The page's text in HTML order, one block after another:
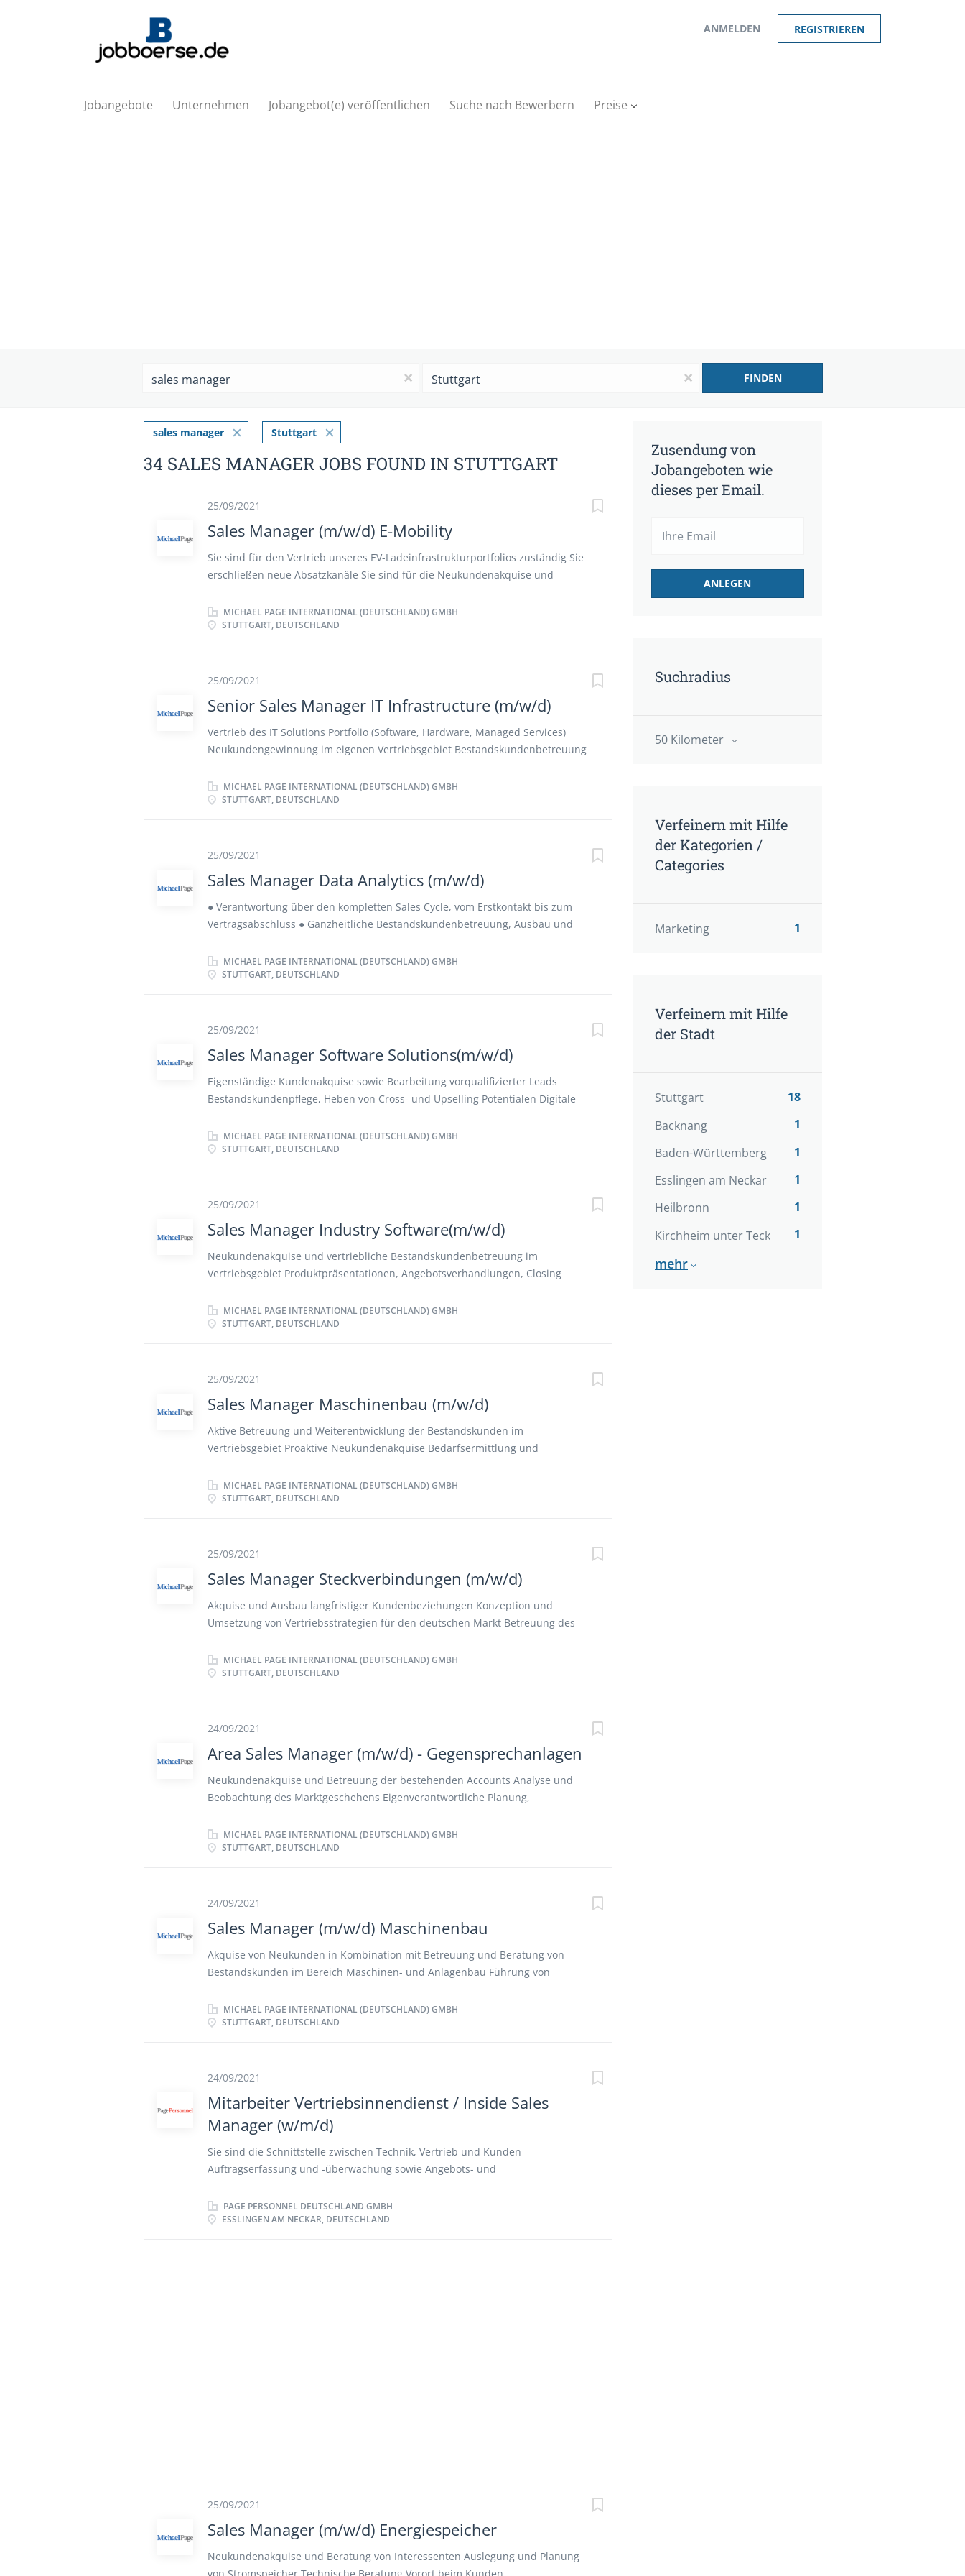
ANMELDEN REGISTRIEREN
Jobangebote Unternehmen Jobangebot(e) veröffentlichen Suche nach Bewerbern Preise
x x FINDEN
Zusendung von
Jobangeboten wie
dieses per Email.
Suchradius
50 Kilometer
Verfeinern mit Hilfe
der Kategorien /
Categories
Marketing 1
Verfeinern mit Hilfe
der Stadt
Stuttgart
18
Backnang
1
Baden-Württemberg
1
Esslingen am Neckar
1
Heilbronn
1
Kirchheim unter Teck
1
mehr
sales manager Stuttgart
34 SALES MANAGER JOBS FOUND IN STUTTGART
25/09/2021
Sales Manager (m/w/d) E-Mobility
Sie sind für den Vertrieb unseres EV-Ladeinfrastrukturportfolios zuständig Sie
erschließen neue Absatzkanäle Sie sind für die Neukundenakquise und
langfristige Geschäftsbeziehungen aus Sie arbeiten bei der Erstellung
potentieller Zielkundenprofile und Marktsegmente mit Sie realisieren
Sie nehmen an Messen und Kundenveranstaltungen teil Sie sind zusammen
bearbeitung sowie -verfolgung zuständig
MICHAEL PAGE INTERNATIONAL (DEUTSCHLAND) GMBH
STUTTGART, DEUTSCHLAND
25/09/2021
Senior Sales Manager IT Infrastructure (m/w/d)
Vertrieb des IT Solutions Portfolio (Software, Hardware, Managed Services)
Neukundengewinnung im eigenen Vertriebsgebiet Bestandskundenbetreuung
zum Vertragsabschluss Zusammenarbeit mit internen Stakeholdern wie
PreSales, Marketing, Technical Consultants
MICHAEL PAGE INTERNATIONAL (DEUTSCHLAND) GMBH
STUTTGART, DEUTSCHLAND
25/09/2021
Sales Manager Data Analytics (m/w/d)
● Verantwortung über den kompletten Sales Cycle, vom Erstkontakt bis zum
Vertragsabschluss ● Ganzheitliche Bestandskundenbetreuung, Ausbau und
Erarbeitung von Vertriebskampagnen ● Lösungsfindung und Präsentation beim
Kunden bzw. via Webinar ● Enge Zusammenarbeit mit der gesammten
MICHAEL PAGE INTERNATIONAL (DEUTSCHLAND) GMBH
STUTTGART, DEUTSCHLAND
25/09/2021
Sales Manager Software Solutions(m/w/d)
Eigenständige Kundenakquise sowie Bearbeitung vorqualifizierter Leads
Bestandskundenpflege, Heben von Cross- und Upselling Potentialen Digitale
Verhandlung Besuch von (digitalen) Fachmessen, Konferenzen und
Kundenevents Enge Zusammenarbeit mit Pre Sales, Innendienst, Marketing
MICHAEL PAGE INTERNATIONAL (DEUTSCHLAND) GMBH
STUTTGART, DEUTSCHLAND
25/09/2021
Sales Manager Industry Software(m/w/d)
Neukundenakquise und vertriebliche Bestandskundenbetreuung im
Vertriebsgebiet Produktpräsentationen, Angebotsverhandlungen, Closing
Assistance, PreSales und den Projektteams Regelmäßige Reisetätigkeit im
Vertriebsgebiet Baden-Württemberg bis zu 50%
MICHAEL PAGE INTERNATIONAL (DEUTSCHLAND) GMBH
STUTTGART, DEUTSCHLAND
25/09/2021
Sales Manager Maschinenbau (m/w/d)
Aktive Betreuung und Weiterentwicklung der Bestandskunden im
Vertriebsgebiet Proaktive Neukundenakquise Bedarfsermittlung und
internen Stakeholdern wie Pre-Sales, Anwendungsteams, Marketing etc.
Teilnahme an Messen, Roadshows und Konferenzen
MICHAEL PAGE INTERNATIONAL (DEUTSCHLAND) GMBH
STUTTGART, DEUTSCHLAND
25/09/2021
Sales Manager Steckverbindungen (m/w/d)
Akquise und Ausbau langfristiger Kundenbeziehungen Konzeption und
Umsetzung von Vertriebsstrategien für den deutschen Markt Betreuung des
Kunden Führen von Vertragsverhandlungen und Erstellen von Angeboten
innerhalb der vom Kunden angegeben Parametern Verantwortung für die Key
technischen Spezialisten und internationalen Teams
MICHAEL PAGE INTERNATIONAL (DEUTSCHLAND) GMBH
STUTTGART, DEUTSCHLAND
24/09/2021
Area Sales Manager (m/w/d) - Gegensprechanlagen
Neukundenakquise und Betreuung der bestehenden Accounts Analyse und
Beobachtung des Marktgeschehens Eigenverantwortliche Planung,
Kunden/ Partnern Erster Ansprechpartner zur Marke im Vertriebsgebiet
Vertrags- und Konditionsverhandlungen mit neuen Geschäftspartnern und
MICHAEL PAGE INTERNATIONAL (DEUTSCHLAND) GMBH
STUTTGART, DEUTSCHLAND
24/09/2021
Sales Manager (m/w/d) Maschinenbau
Akquise von Neukunden in Kombination mit Betreuung und Beratung von
Bestandskunden im Bereich Maschinen- und Anlagenbau Führung von
Umsatzsteigerung erarbeiten und umsetzen Bedarfsermittlung und technische
Konzepterstellung bei neuen Projekten Kontinuierliche Marktüberwachung zur
MICHAEL PAGE INTERNATIONAL (DEUTSCHLAND) GMBH
STUTTGART, DEUTSCHLAND
24/09/2021
Mitarbeiter Vertriebsinnendienst / Inside Sales
Manager (w/m/d)
Sie sind die Schnittstelle zwischen Technik, Vertrieb und Kunden
Auftragserfassung und -überwachung sowie Angebots- und
Beschaffungsprozesses Unterstützung bei der Wareneingangs- und
Bestandskontrolle
PAGE PERSONNEL DEUTSCHLAND GMBH
ESSLINGEN AM NECKAR, DEUTSCHLAND
25/09/2021
Sales Manager (m/w/d) Energiespeicher
Neukundenakquise und Beratung von Interessenten Auslegung und Planung